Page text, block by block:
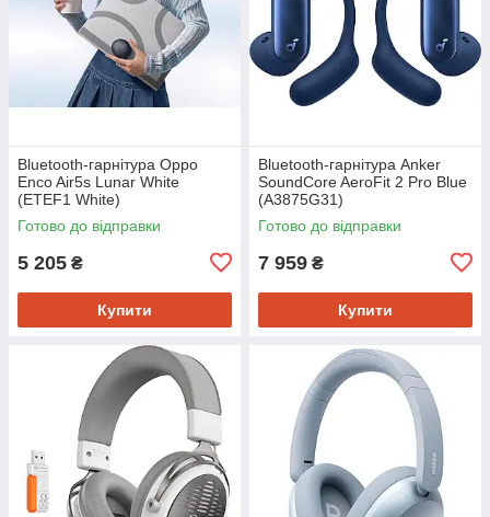
Bluetooth-гарнітура Oppo
Enco Air5s Lunar White
(ETEF1 White)
Готово до відправки
5 205 ₴
Купити
Bluetooth-гарнітура Anker
SoundCore AeroFit 2 Pro Blue
(A3875G31)
Готово до відправки
7 959 ₴
Купити